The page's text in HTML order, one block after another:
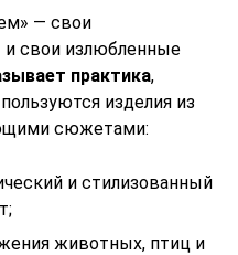
— свои
свои излюбленные
практика,
изделия из
сюжетами:
и стилизованный
животных, птиц и